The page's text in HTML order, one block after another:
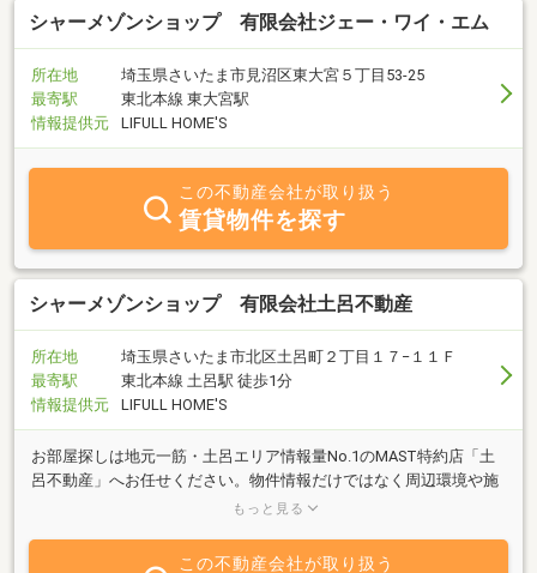
シャーメゾンショップ 有限会社ジェー・ワイ・エム
所在地
埼玉県さいたま市見沼区東大宮５丁目53-25
最寄駅
東北本線 東大宮駅
情報提供元
LIFULL HOME'S
この不動産会社が取り扱う
賃貸物件を探す
シャーメゾンショップ 有限会社土呂不動産
所在地
埼玉県さいたま市北区土呂町２丁目１７−１１Ｆ
最寄駅
東北本線 土呂駅 徒歩1分
情報提供元
LIFULL HOME'S
お部屋探しは地元一筋・土呂エリア情報量No.1のMAST特約店「土
呂不動産」へお任せください。物件情報だけではなく周辺環境や施
設情報などもお伝えしながら、安心してお住まい頂けるお部屋をご
もっと見る
この不動産会社が取り扱う